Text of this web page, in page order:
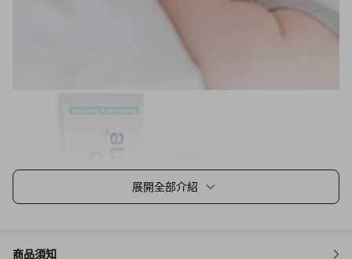
展開全部介紹
商品須知